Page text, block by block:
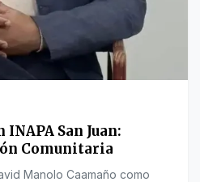
San Juan:
Comunitaria
Manolo Caamaño como